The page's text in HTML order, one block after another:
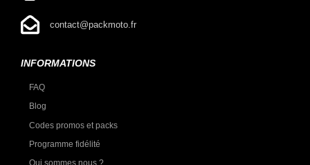
contact@packmoto.fr
INFORMATIONS
FAQ
Blog
Codes promos et packs
Programme fidélité